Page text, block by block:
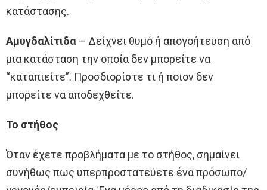
κατάστασης.
Αμυγδαλίτιδα – Δείχνει θυμό ή απογοήτευση από
μια κατάσταση την οποία δεν μπορείτε να
“καταπιείτε”. Προσδιορίστε τι ή ποιον δεν
μπορείτε να αποδεχθείτε.
Το στήθος
Όταν έχετε προβλήματα με το στήθος, σημαίνει
συνήθως πως υπερπροστατεύετε ένα πρόσωπο/